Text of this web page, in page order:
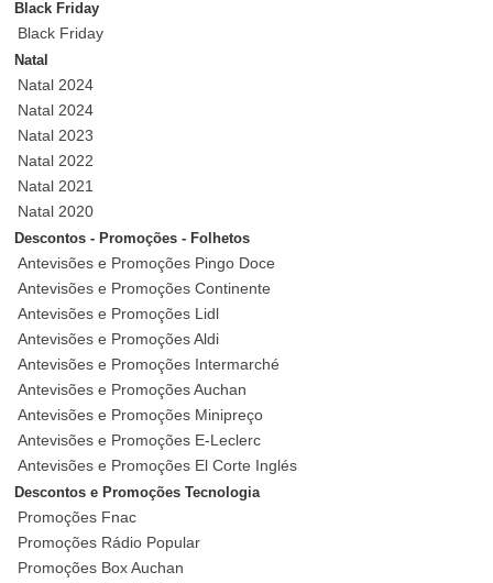
Black Friday
Black Friday
Natal
Natal 2024
Natal 2024
Natal 2023
Natal 2022
Natal 2021
Natal 2020
Descontos - Promoções - Folhetos
Antevisões e Promoções Pingo Doce
Antevisões e Promoções Continente
Antevisões e Promoções Lidl
Antevisões e Promoções Aldi
Antevisões e Promoções Intermarché
Antevisões e Promoções Auchan
Antevisões e Promoções Minipreço
Antevisões e Promoções E-Leclerc
Antevisões e Promoções El Corte Inglés
Descontos e Promoções Tecnologia
Promoções Fnac
Promoções Rádio Popular
Promoções Box Auchan